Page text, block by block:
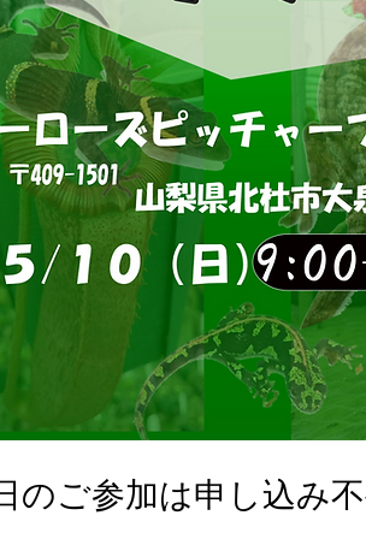
のご参加は申し込み